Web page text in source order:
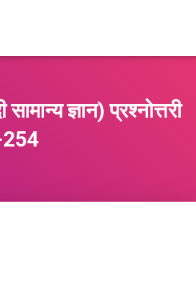
ज्ञान) प्रश्नोत्तरी